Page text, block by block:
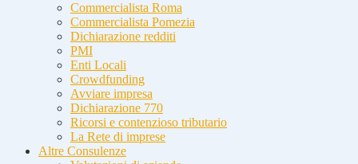
Commercialista Roma
Commercialista Pomezia
Dichiarazione redditi
PMI
Enti Locali
Crowdfunding
Avviare impresa
Dichiarazione 770
Ricorsi e contenzioso tributario
La Rete di imprese
Altre Consulenze